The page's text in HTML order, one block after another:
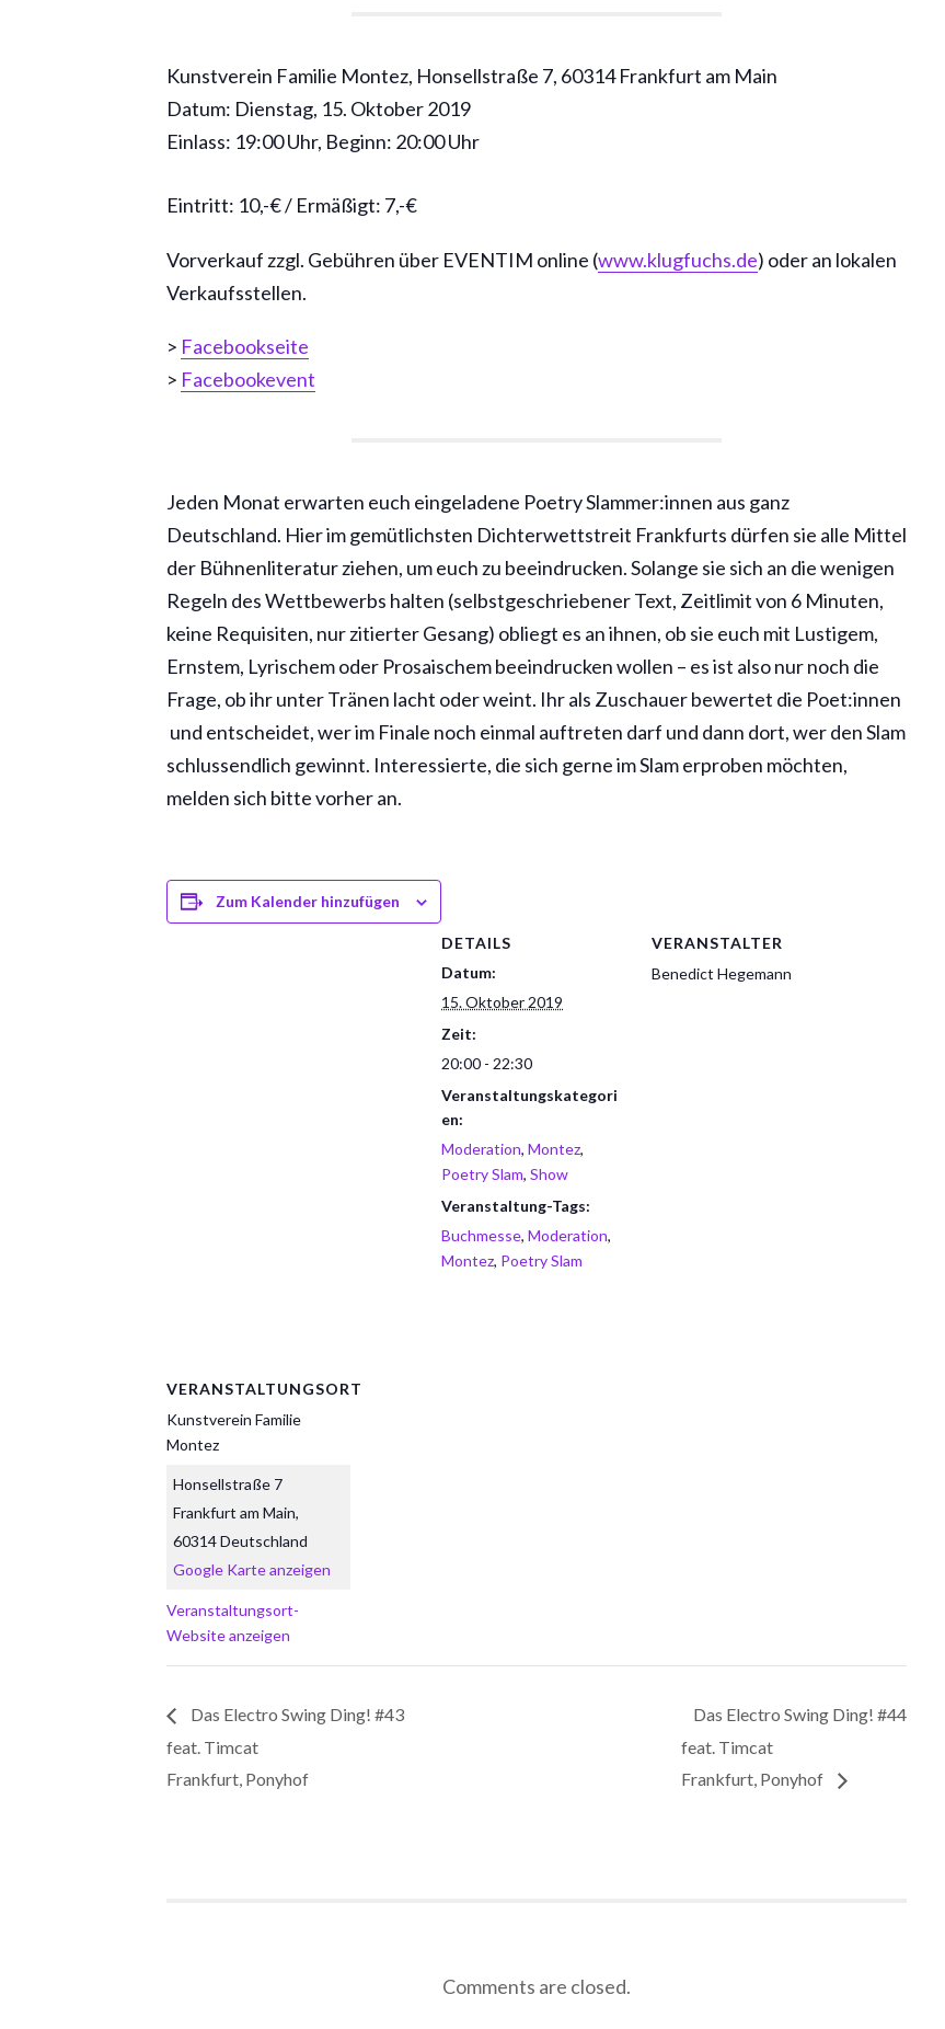
Kunstverein Familie Montez, Honsellstraße 7, 60314 Frankfurt am Main
Datum: Dienstag, 15. Oktober 2019
Einlass: 19:00 Uhr, Beginn: 20:00 Uhr
Eintritt: 10,-€ / Ermäßigt: 7,-€
Vorverkauf zzgl. Gebühren über EVENTIM online (www.klugfuchs.de) oder an lokalen
Verkaufsstellen.
> Facebookseite
> Facebookevent
Jeden Monat erwarten euch eingeladene Poetry Slammer:innen aus ganz
Deutschland. Hier im gemütlichsten Dichterwettstreit Frankfurts dürfen sie alle Mittel
der Bühnenliteratur ziehen, um euch zu beeindrucken. Solange sie sich an die wenigen
Regeln des Wettbewerbs halten (selbstgeschriebener Text, Zeitlimit von 6 Minuten,
keine Requisiten, nur zitierter Gesang) obliegt es an ihnen, ob sie euch mit Lustigem,
Ernstem, Lyrischem oder Prosaischem beeindrucken wollen – es ist also nur noch die
Frage, ob ihr unter Tränen lacht oder weint. Ihr als Zuschauer bewertet die Poet:innen
und entscheidet, wer im Finale noch einmal auftreten darf und dann dort, wer den Slam
schlussendlich gewinnt. Interessierte, die sich gerne im Slam erproben möchten,
melden sich bitte vorher an.
Zum Kalender hinzufügen
DETAILS
Datum:
15. Oktober 2019
Zeit:
20:00 - 22:30
Veranstaltungskategori
en:
Moderation, Montez,
Poetry Slam, Show
Veranstaltung-Tags:
Buchmesse, Moderation,
Montez, Poetry Slam
VERANSTALTER
Benedict Hegemann
VERANSTALTUNGSORT
Kunstverein Familie
Montez
Honsellstraße 7
Frankfurt am Main,
60314Deutschland
Google Karte anzeigen
Veranstaltungsort-
Website anzeigen
Das Electro Swing Ding! #43
feat. Timcat
Frankfurt, Ponyhof
Das Electro Swing Ding! #44
feat. Timcat
Frankfurt, Ponyhof
Comments are closed.